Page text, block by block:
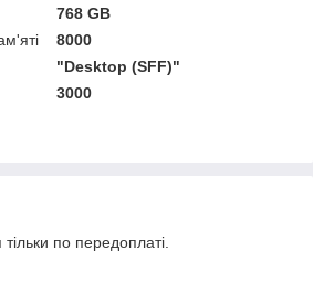
768 GB
8000
"Desktop (SFF)"
3000
по передоплаті.